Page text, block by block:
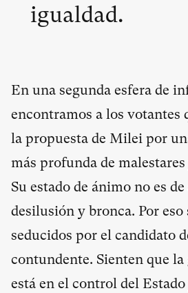
igualdad.
En una segunda esfera de
encontramos a los votantes
la propuesta de Milei por
más profunda de
Su estado de ánimo no es
desilusión y bronca. Por eso
seducidos por el candidato
contundente. Sienten que la
está en el control del